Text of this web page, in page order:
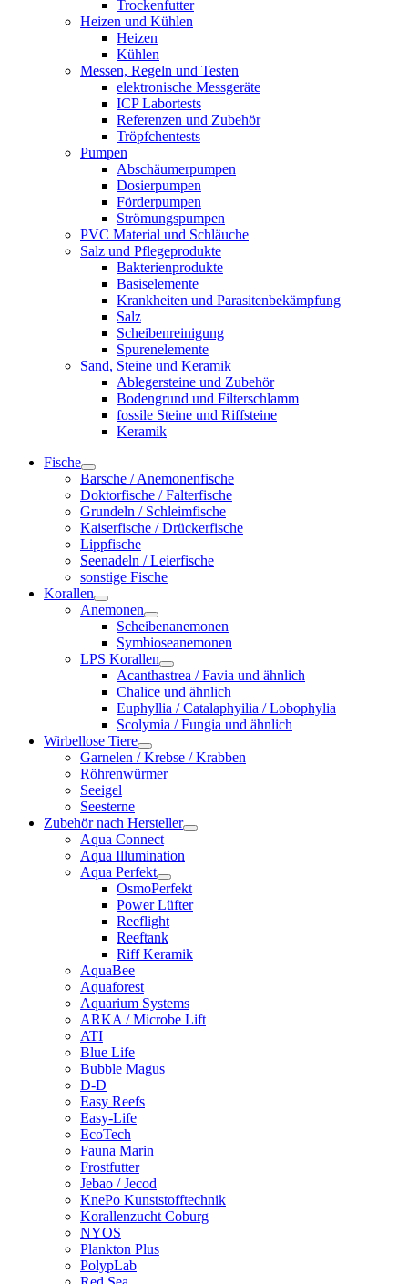
Trockenfutter
Heizen und Kühlen
Heizen
Kühlen
Messen, Regeln und Testen
elektronische Messgeräte
ICP Labortests
Referenzen und Zubehör
Tröpfchentests
Pumpen
Abschäumerpumpen
Dosierpumpen
Förderpumpen
Strömungspumpen
PVC Material und Schläuche
Salz und Pflegeprodukte
Bakterienprodukte
Basiselemente
Krankheiten und Parasitenbekämpfung
Salz
Scheibenreinigung
Spurenelemente
Sand, Steine und Keramik
Ablegersteine und Zubehör
Bodengrund und Filterschlamm
fossile Steine und Riffsteine
Keramik
Fische
Barsche / Anemonenfische
Doktorfische / Falterfische
Grundeln / Schleimfische
Kaiserfische / Drückerfische
Lippfische
Seenadeln / Leierfische
sonstige Fische
Korallen
Anemonen
Scheibenanemonen
Symbioseanemonen
LPS Korallen
Acanthastrea / Favia und ähnlich
Chalice und ähnlich
Euphyllia / Catalaphyilia / Lobophylia
Scolymia / Fungia und ähnlich
Wirbellose Tiere
Garnelen / Krebse / Krabben
Röhrenwürmer
Seeigel
Seesterne
Zubehör nach Hersteller
Aqua Connect
Aqua Illumination
Aqua Perfekt
OsmoPerfekt
Power Lüfter
Reeflight
Reeftank
Riff Keramik
AquaBee
Aquaforest
Aquarium Systems
ARKA / Microbe Lift
ATI
Blue Life
Bubble Magus
D-D
Easy Reefs
Easy-Life
EcoTech
Fauna Marin
Frostfutter
Jebao / Jecod
KnePo Kunststofftechnik
Korallenzucht Coburg
NYOS
Plankton Plus
PolypLab